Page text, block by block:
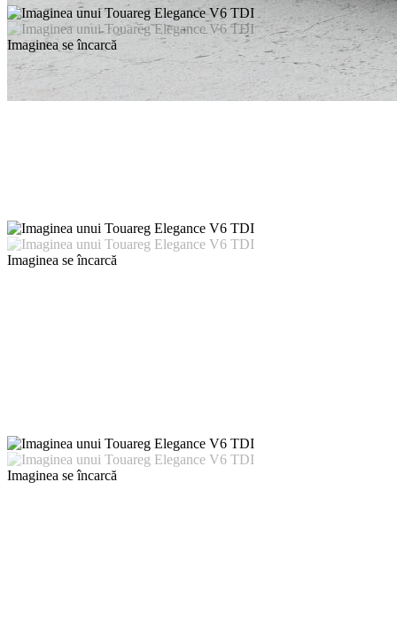
Imaginea se încarcă
Imaginea se încarcă
Imaginea se încarcă